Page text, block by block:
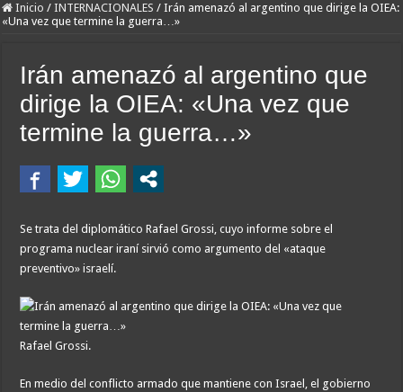
Inicio / INTERNACIONALES / Irán amenazó al argentino que dirige la OIEA:
«Una vez que termine la guerra…»
Irán amenazó al argentino que
dirige la OIEA: «Una vez que
termine la guerra…»
Se trata del diplomático Rafael Grossi, cuyo informe sobre el
programa nuclear iraní sirvió como argumento del «ataque
preventivo» israelí.
Rafael Grossi.
En medio del conflicto armado que mantiene con Israel, el gobierno